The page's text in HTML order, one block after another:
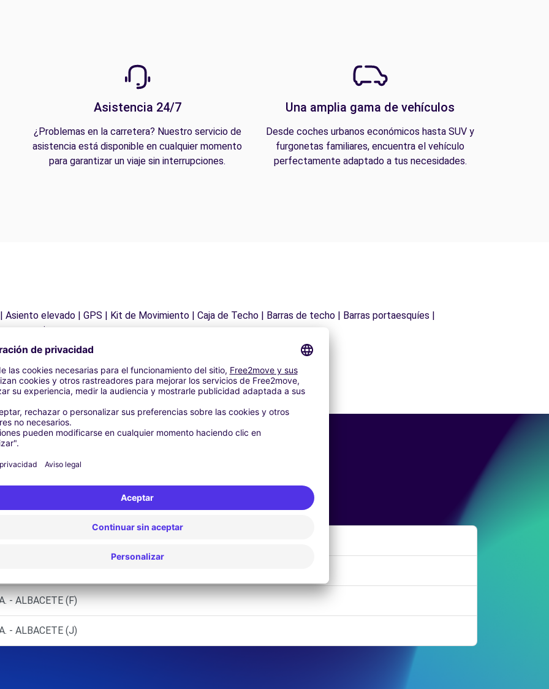
Asistencia 24/7
¿Problemas en la carretera? Nuestro servicio de
asistencia está disponible en cualquier momento
para garantizar un viaje sin interrupciones.
Una amplia gama de vehículos
Desde coches urbanos económicos hasta SUV y
furgonetas familiares, encuentra el vehículo
perfectamente adaptado a tus necesidades.
elevado | GPS | Kit de Movimiento | Caja de Techo | Barras de techo | Barras portaesquíes |
para nieve
Agencias similares
- ALBACETE (F)
- ALBACETE (J)